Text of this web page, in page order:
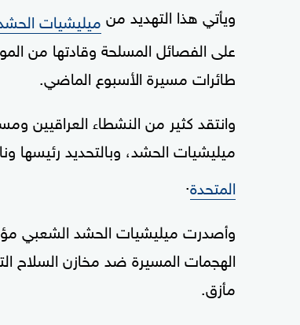
ويأتي هذا التهديد من ميليشيات
على الفصائل المسلحة وقادتها من
طائرات مسيرة الأسبوع الماضي.
وانتقد كثير من النشطاء العراقيين
ميليشيات الحشد، وبالتحديد رئيسها
المتحدة.
وأصدرت ميليشيات الحشد الشعبي
مأزق.